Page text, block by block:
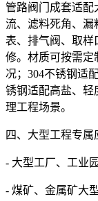
管路阀门成套适配
流、滤料死角、漏
表、排气阀、取样
修。材质可按需定
况；304不锈钢适
锈钢适配高盐、轻
理工程场景。
四、大型工程专属
- 大型工厂、工业
- 煤矿、金属矿大